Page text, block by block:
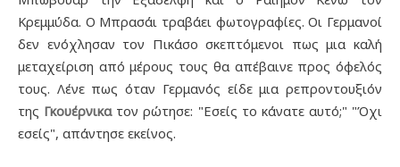
Κρεμμύδα. Ο Μπρασάι τραβάει φωτογραφίες. Οι Γερμανοί
δεν ενόχλησαν τον Πικάσο σκεπτόμενοι πως μια καλή
μεταχείριση από μέρους τους θα απέβαινε προς όφελός
τους. Λένε πως όταν Γερμανός είδε μια ρεπροντουξιόν
της Γκουέρνικατον ρώτησε: "Εσείς το κάνατε αυτό;" "Όχι
εσείς", απάντησε εκείνος.